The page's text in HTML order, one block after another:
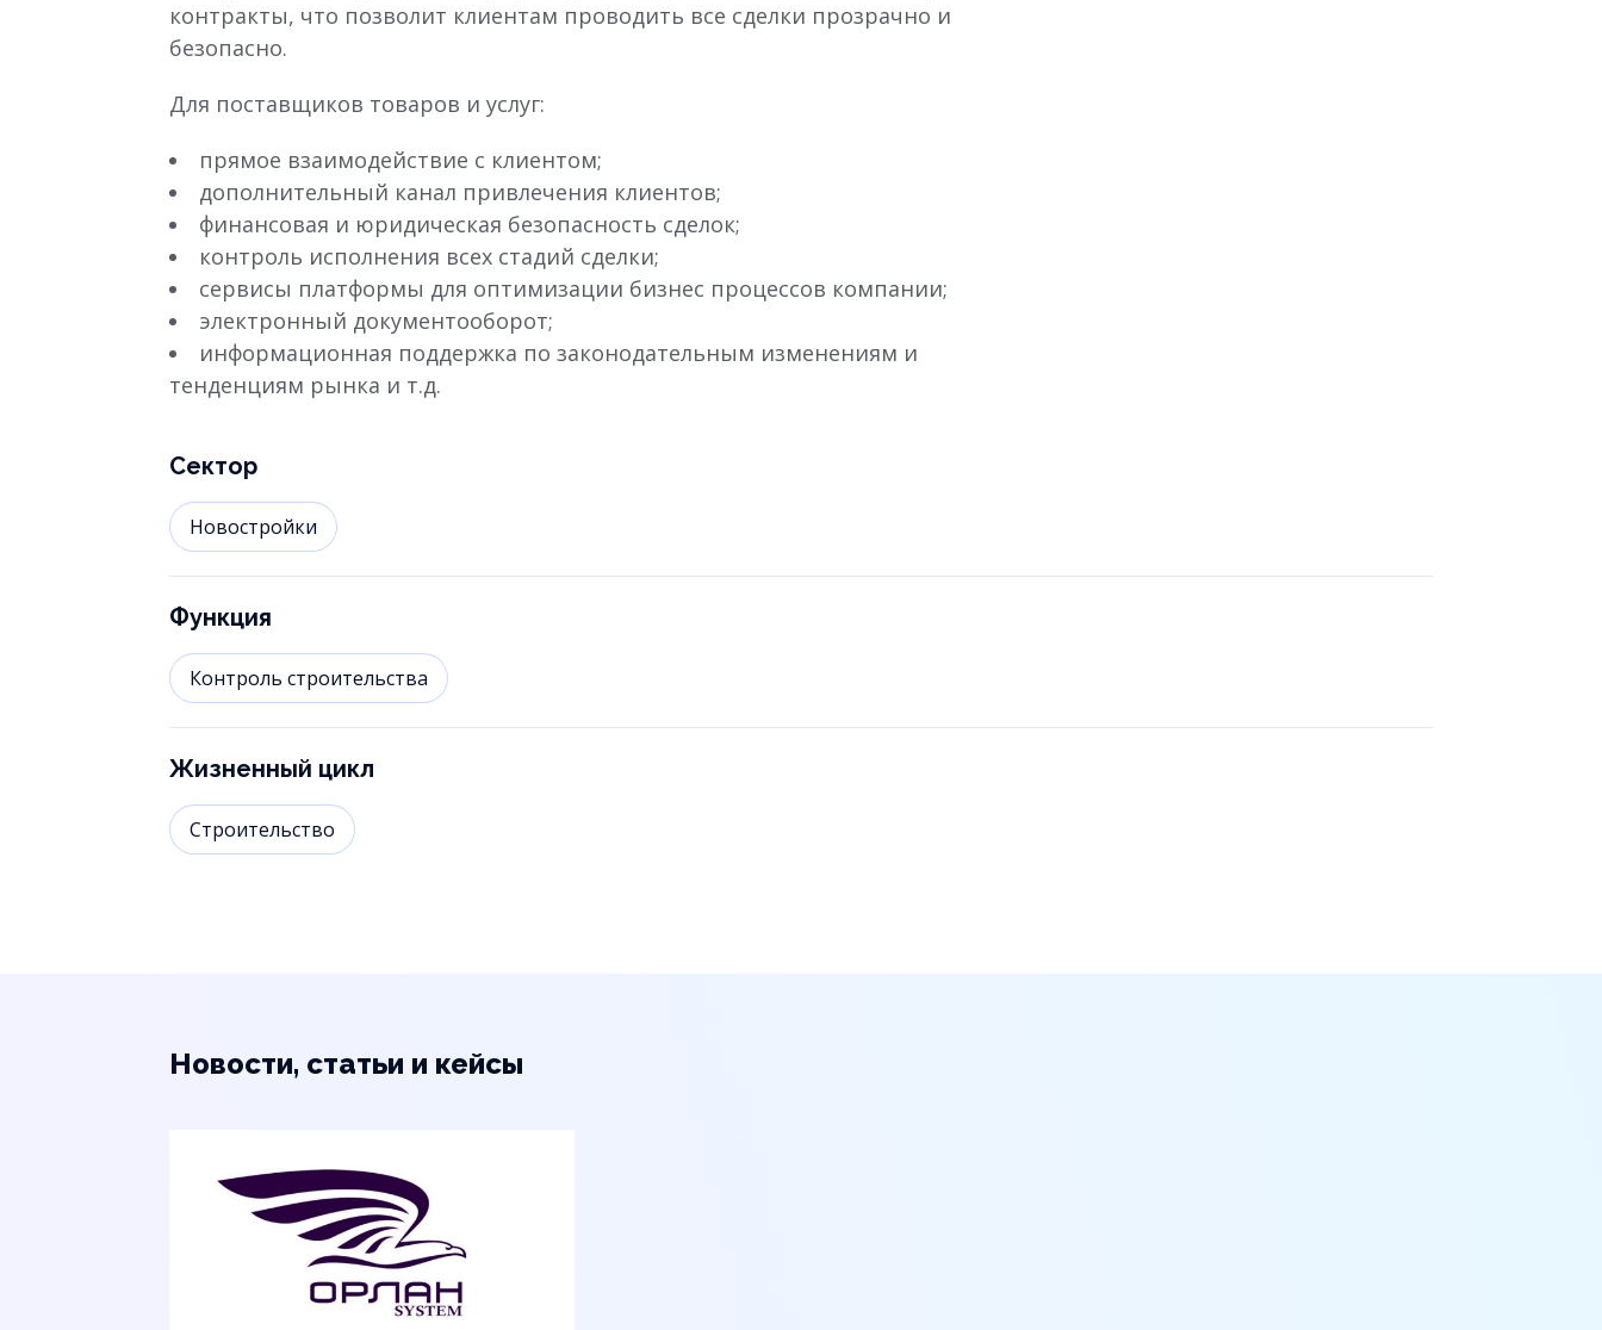
контракты, что позволит клиентам проводить все сделки прозрачно и
безопасно.
Для поставщиков товаров и услуг:
прямое взаимодействие с клиентом;
дополнительный канал привлечения клиентов;
финансовая и юридическая безопасность сделок;
контроль исполнения всех стадий сделки;
сервисы платформы для оптимизации бизнес процессов компании;
электронный документооборот;
информационная поддержка по законодательным изменениям и
тенденциям рынка и т.д.
Сектор
Новостройки
Функция
Контроль строительства
Жизненный цикл
Строительство
Новости, статьи и кейсы